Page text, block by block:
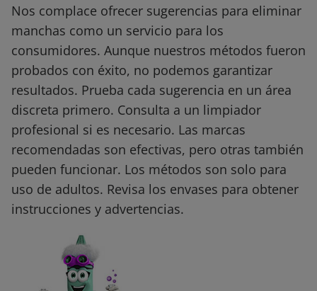
Nos complace ofrecer sugerencias para eliminar
manchas como un servicio para los
consumidores. Aunque nuestros métodos fueron
probados con éxito, no podemos garantizar
resultados. Prueba cada sugerencia en un área
discreta primero. Consulta a un limpiador
profesional si es necesario. Las marcas
recomendadas son efectivas, pero otras también
pueden funcionar. Los métodos son solo para
uso de adultos. Revisa los envases para obtener
instrucciones y advertencias.